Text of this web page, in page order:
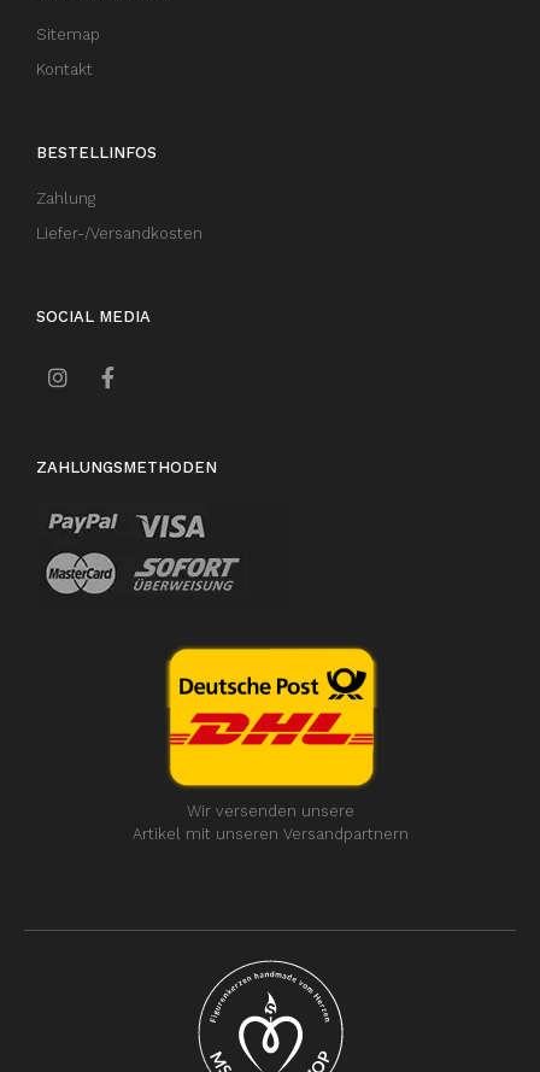
Sitemap
Kontakt
BESTELLINFOS
Zahlung
Liefer-/Versandkosten
SOCIAL MEDIA
ZAHLUNGSMETHODEN
Wir versenden unsere
Artikel mit unseren Versandpartnern